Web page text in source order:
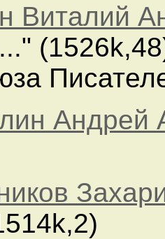
Виталий
Андрей